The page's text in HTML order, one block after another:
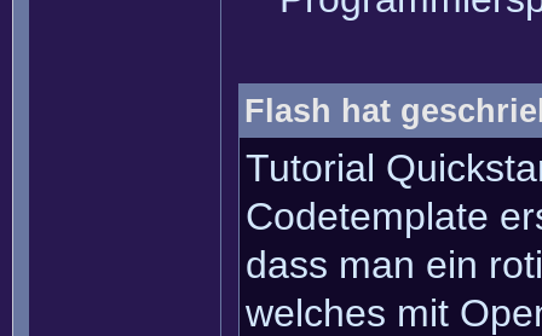
Flash hat
Tutorial
Codetemplate
dass man ein
welches mit